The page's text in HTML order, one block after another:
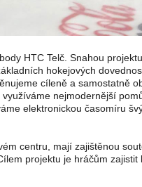
HTC Telč. Snahou
hokejových
cíleně a samostatně
nejmodernější
elektronickou časomíru
centru, mají zajištěnou
projektu je hráčům